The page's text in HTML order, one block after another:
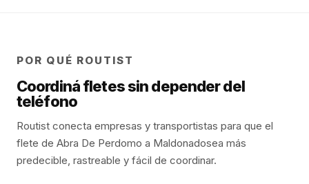
POR QUÉ ROUTIST
Coordiná fletes sin depender del
teléfono
Routist conecta empresas y transportistas para que el
flete de Abra De Perdomo a Maldonadosea más
predecible, rastreable y fácil de coordinar.